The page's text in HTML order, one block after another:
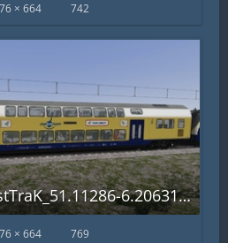
× 664 742
Screenshot_TestTraK_51.11286-6.20631_12-02-33.jpg
× 664 769